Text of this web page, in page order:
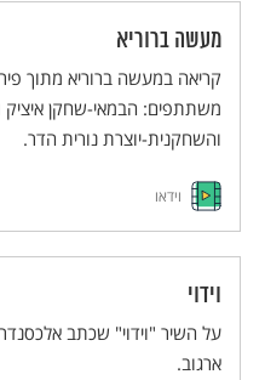
מעשה ברוריא
קריאה במעשה ברוריא מתוך
משתתפים: הבמאי-שחקן איציק
והשחקנית-יוצרת נורית הדר.
וידאו
וידוי
על השיר "וידוי" שכתב
ארגוב.